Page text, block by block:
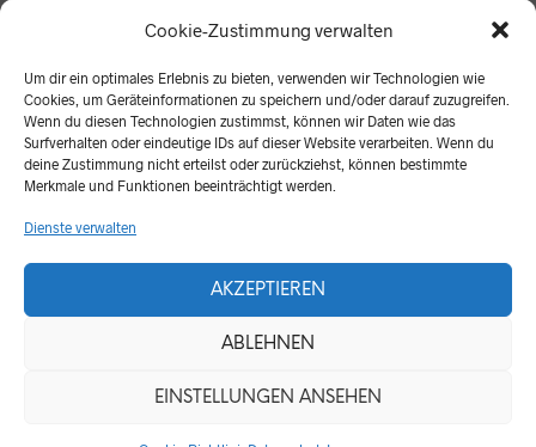
Cookie-Zustimmung verwalten
Um dir ein optimales Erlebnis zu bieten, verwenden wir Technologien wie
Cookies, um Geräteinformationen zu speichern und/oder darauf zuzugreifen.
Wenn du diesen Technologien zustimmst, können wir Daten wie das
Surfverhalten oder eindeutige IDs auf dieser Website verarbeiten. Wenn du
deine Zustimmung nicht erteilst oder zurückziehst, können bestimmte
Merkmale und Funktionen beeinträchtigt werden.
Dienste verwalten
AKZEPTIEREN
ABLEHNEN
EINSTELLUNGEN ANSEHEN
Alle hier aufgeführten Lieder und Materialien stellen wir
für den privaten und unterrichtlichen Gebrauch gerne zur
Verfügung.
Zur kommerziellen Nutzung ist eine schriftliche
Genehmigung unsererseits erforderlich.
powered by wœrk®